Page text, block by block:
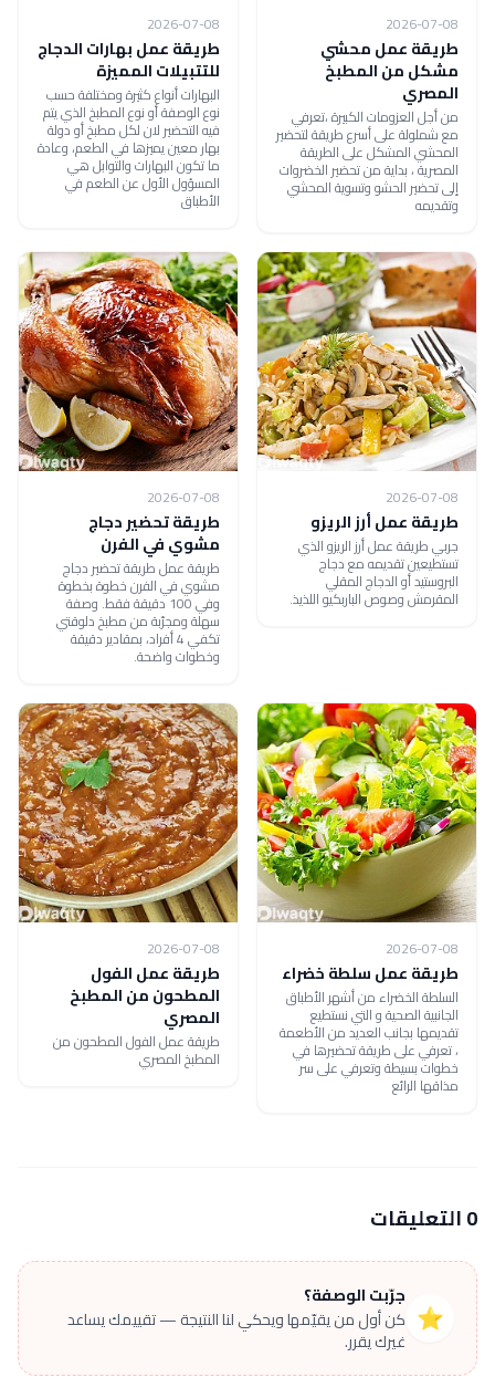
2026-07-08
طريقة عمل محشي
مشكل من المطبخ
المصري
من أجل العزومات الكبيرة ،تعرفي
مع شملولة على أسرع طريقة لتحضير
المحشي المشكل على الطريقة
المصرية ، بداية من تحضير الخضروات
إلى تحضير الحشو وتسوية المحشي
وتقديمه
2026-07-08
طريقة عمل بهارات الدجاج
للتتبيلات المميزة
البهارات أنواع كثيرة ومختلفة حسب
نوع الوصفة أو نوع المطبخ الذي يتم
فيه التحضير لان لكل مطبخ أو دولة
بهار معين يميزها في الطعم، وعادة
ما تكون البهارات والتوابل هي
المسؤول الأول عن الطعم في
الأطباق
2026-07-08
طريقة عمل أرز الريزو
جربي طريقة عمل أرز الريزو الذي
تستطيعين تقديمه مع دجاج
البروستيد أو الدجاج المقلي
المقرمش وصوص الباربكيو اللذيذ.
2026-07-08
طريقة تحضير دجاج
مشوي في الفرن
طريقة عمل طريقة تحضير دجاج
مشوي في الفرن خطوة بخطوة
وفي 100 دقيقة فقط. وصفة
سهلة ومجرّبة من مطبخ دلوقتي
تكفي 4 أفراد، بمقادير دقيقة
وخطوات واضحة.
2026-07-08
طريقة عمل سلطة خضراء
السلطة الخضراء من أشهر الأطباق
الجانبية الصحية و التي نستطيع
تقديمها بجانب العديد من الأطعمة
، تعرفي على طريقة تحضيرها في
خطوات بسيطة وتعرفي على سر
مذاقها الرائع
2026-07-08
طريقة عمل الفول
المطحون من المطبخ
المصري
طريقة عمل الفول المطحون من
المطبخ المصري
0 التعليقات
⭐
جرّبت الوصفة؟
كن أول من يقيّمها ويحكي لنا النتيجة — تقييمك يساعد
غيرك يقرر.